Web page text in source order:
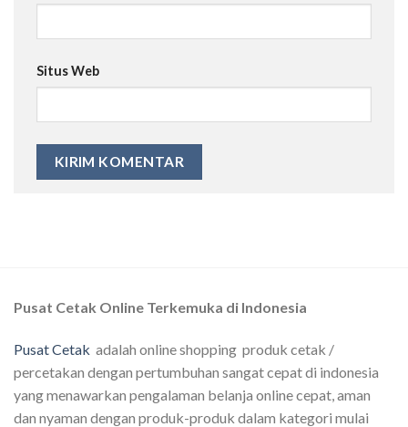
Situs Web
Pusat Cetak Online Terkemuka di Indonesia
Pusat Cetak adalah online shopping produk cetak /
percetakan dengan pertumbuhan sangat cepat di indonesia
yang menawarkan pengalaman belanja online cepat, aman
dan nyaman dengan produk-produk dalam kategori mulai